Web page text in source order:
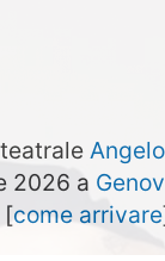
Angelo
2026 a
[come arrivare